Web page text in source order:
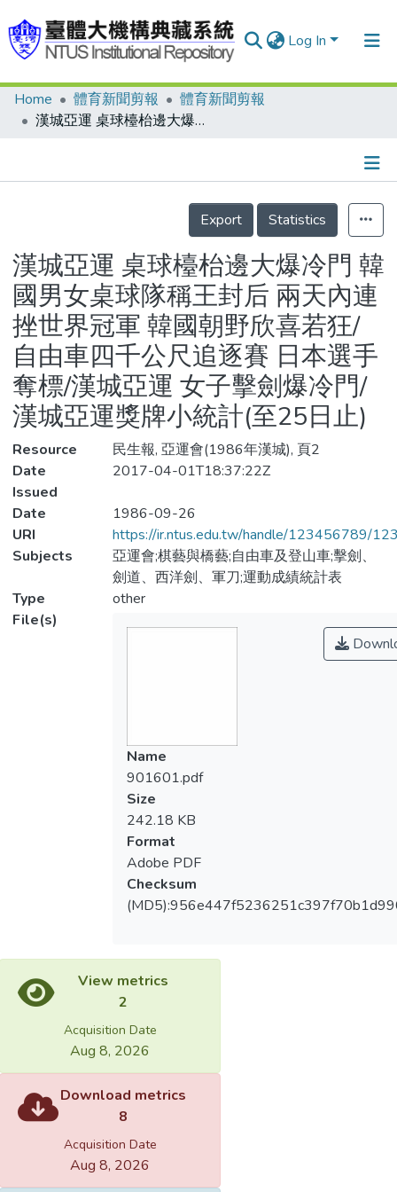
Log In
Communities & Collections
Statistics
Home 體育新聞剪報
體育新聞剪報
漢城亞運 桌球檯枱邊大爆冷門 韓國男女桌球隊稱王封后 兩天內連挫世界冠軍 韓國朝野欣喜若狂/自由車四千公尺追逐賽 日本選手奪標/漢城亞運 女子擊劍爆冷門/漢城亞運獎牌小統計(至25日止)
Details
Export
Statistics
漢城亞運 桌球檯枱邊大爆冷門 韓
國男女桌球隊稱王封后 兩天內連
挫世界冠軍 韓國朝野欣喜若狂/
自由車四千公尺追逐賽 日本選手
奪標/漢城亞運 女子擊劍爆冷門/
漢城亞運獎牌小統計(至25日止)
Resource
民生報, 亞運會(1986年漢城), 頁2
Date
Issued
2017-04-01T18:37:22Z
Date
1986-09-26
URI
https://ir.ntus.edu.tw/handle/123456789/
Subjects
亞運會;棋藝與橋藝;自由車及登山車;擊劍、
劍道、西洋劍、軍刀;運動成績統計表
Type
other
File(s)
Name
901601.pdf
Size
242.18 KB
Format
Adobe PDF
Checksum
View metrics
2
Acquisition Date
Aug 8, 2026
Download metrics
8
Acquisition Date
Aug 8, 2026